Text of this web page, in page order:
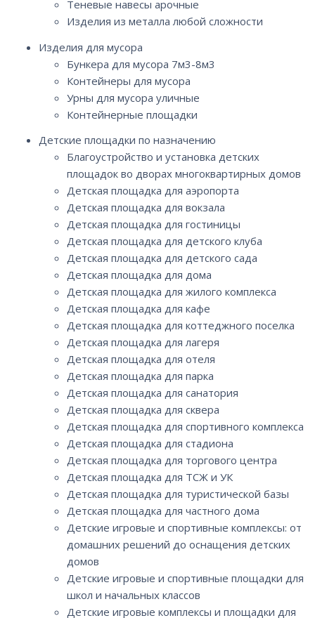
Теневые навесы арочные
Изделия из металла любой сложности
Изделия для мусора
Бункера для мусора 7м3-8м3
Контейнеры для мусора
Урны для мусора уличные
Контейнерные площадки
Детские площадки по назначению
Благоустройство и установка детских
площадок во дворах многоквартирных домов
Детская площадка для аэропорта
Детская площадка для вокзала
Детская площадка для гостиницы
Детская площадка для детского клуба
Детская площадка для детского сада
Детская площадка для дома
Детская площадка для жилого комплекса
Детская площадка для кафе
Детская площадка для коттеджного поселка
Детская площадка для лагеря
Детская площадка для отеля
Детская площадка для парка
Детская площадка для санатория
Детская площадка для сквера
Детская площадка для спортивного комплекса
Детская площадка для стадиона
Детская площадка для торгового центра
Детская площадка для ТСЖ и УК
Детская площадка для туристической базы
Детская площадка для частного дома
Детские игровые и спортивные комплексы: от
домашних решений до оснащения детских
домов
Детские игровые и спортивные площадки для
школ и начальных классов
Детские игровые комплексы и площадки для